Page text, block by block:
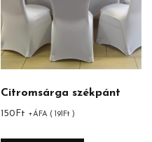
Citromsárga székpánt
150 Ft +ÁFA ( 191 Ft )